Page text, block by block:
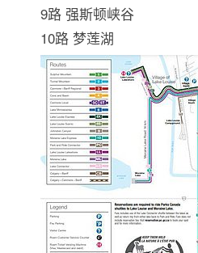
9路 强斯顿峡谷
10路 梦莲湖